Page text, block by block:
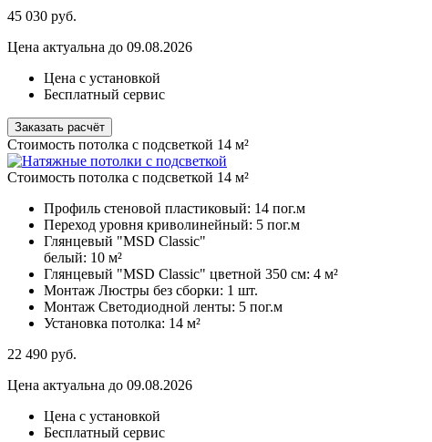
45 030 руб.
Цена актуальна до 09.08.2026
Цена с установкой
Бесплатный сервис
Заказать расчёт
Стоимость потолка с подсветкой 14 м²
Стоимость потолка с подсветкой 14 м²
Профиль стеновой пластиковый: 14 пог.м
Переход уровня криволинейный: 5 пог.м
Глянцевый "MSD Classic"
белый: 10 м²
Глянцевый "MSD Classic" цветной 350 см: 4 м²
Монтаж Люстры без сборки: 1 шт.
Монтаж Светодиодной ленты: 5 пог.м
Установка потолка: 14 м²
22 490 руб.
Цена актуальна до 09.08.2026
Цена с установкой
Бесплатный сервис